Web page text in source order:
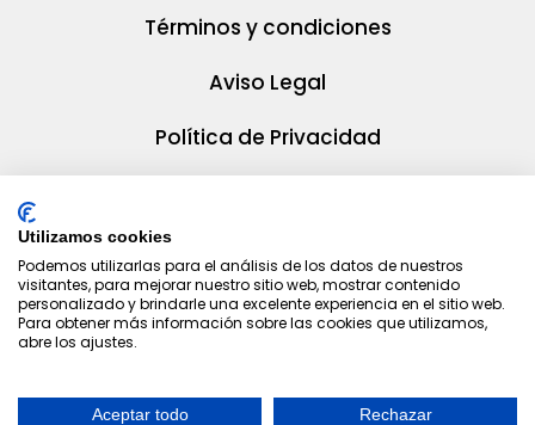
Términos y condiciones
Aviso Legal
Política de Privacidad
Utilizamos cookies
Podemos utilizarlas para el análisis de los datos de nuestros
visitantes, para mejorar nuestro sitio web, mostrar contenido
personalizado y brindarle una excelente experiencia en el sitio web.
Para obtener más información sobre las cookies que utilizamos,
abre los ajustes.
Aceptar todo Rechazar